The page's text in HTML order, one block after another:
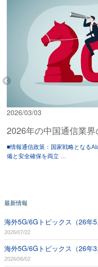
2026/03/03
2026年の中国通信業界
■情報通信政策：国家戦略となる
備と安全確保を両立 …
最新情報
海外5G/6Gトピックス（26年
2026/07/22
海外5G/6Gトピックス（26年
2026/06/02